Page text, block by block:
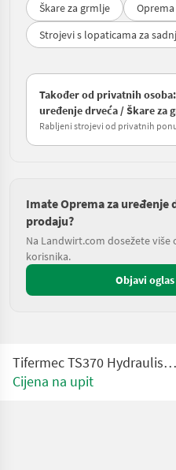
Škare za grmlje
Strojevi s lopaticama za
Također od privatnih
uređenje drveća / Škare za
Rabljeni strojevi od privatnih
Imate Oprema za uređenje
prodaju?
Na Landwirt.com dosežete više
korisnika.
Objavi
Tifermec TS370 Hydraulische Heckenschere /Heckenschneider
Cijena na upit